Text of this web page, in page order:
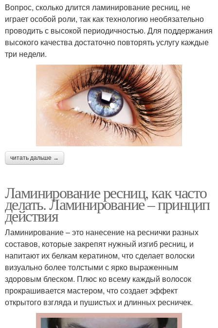
Вопрос, сколько длится ламинирование ресниц, не
играет особой роли, так как технологию необязательно
проводить с высокой периодичностью. Для поддержания
высокого качества достаточно повторять услугу каждые
три недели.
читать дальше →
Ламинирование ресниц, как часто
делать. Ламинирование – принцип
действия
Ламинирование – это нанесение на реснички разных
составов, которые закрепят нужный изгиб ресниц, и
напитают их белкам кератином, что сделает волоски
визуально более толстыми с ярко выраженным
здоровым блеском. Плюс ко всему каждый волосок
прокрашивается мастером, что создает эффект
открытого взгляда и пушистых и длинных ресничек.